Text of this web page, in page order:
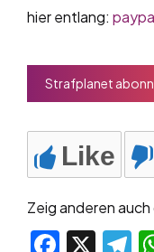
hier entlang:
Strafplanet
Like
Zeig anderen auch